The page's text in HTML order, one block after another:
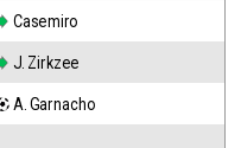
Casemiro
J. Zirkzee
A. Garnacho